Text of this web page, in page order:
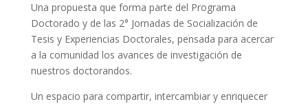
Una propuesta que forma parte del Programa
Doctorado y de las 2° Jornadas de Socialización de
Tesis y Experiencias Doctorales, pensada para acercar
a la comunidad los avances de investigación de
nuestros doctorandos.
Un espacio para compartir, intercambiar y enriquecer